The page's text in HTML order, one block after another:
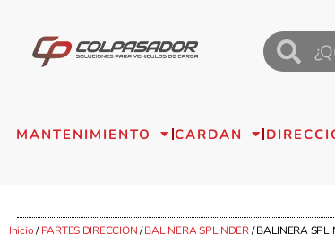
MANTENIMIENTO CARDAN
Inicio/PARTES DIRECCION/BALINERA SPLINDER/ BALINERA